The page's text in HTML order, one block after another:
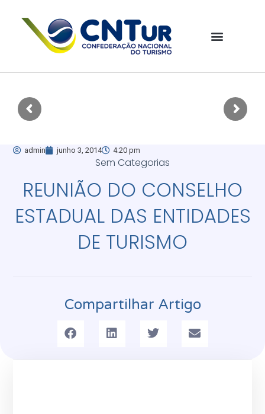
admin junho 3, 2014 4:20 pm
Sem Categorias
REUNIÃO DO CONSELHO
ESTADUAL DAS ENTIDADES
DE TURISMO
Compartilhar Artigo